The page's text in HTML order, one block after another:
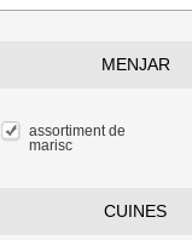
MENJAR
assortiment de
marisc
CUINES